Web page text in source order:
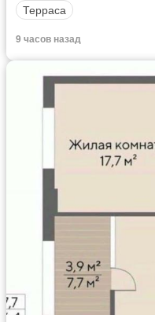
Терраса
9 часов назад